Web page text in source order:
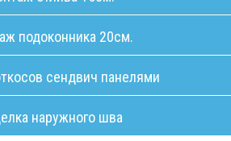
подоконника 20см.
сендвич панелями
наружного шва